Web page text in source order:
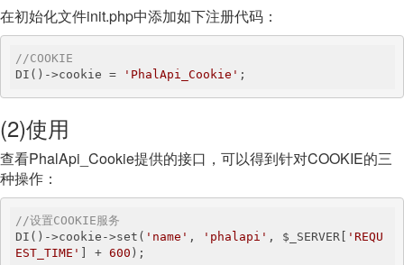
在初始化文件init.php中添加如下注册代码：
//COOKIE
DI()->cookie =
'PhalApi_Cookie' ;
(2)使用
查看PhalApi_Cookie提供的接口，可以得到针对COOKIE的三
种操作：
//设置COOKIE服务
DI()->cookie->set( 'name' , 'phalapi' , $_SERVER[
'REQU
EST_TIME'
] + 600 );